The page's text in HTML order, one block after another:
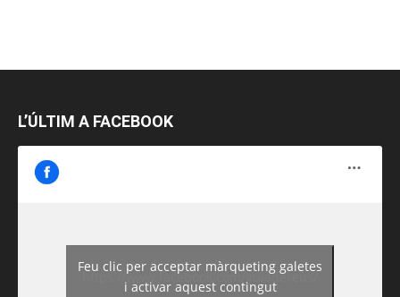
L’ÚLTIM A FACEBOOK
https://www.facebook.com/guiadereus/
Feu clic per acceptar màrqueting galetes
i activar aquest contingut